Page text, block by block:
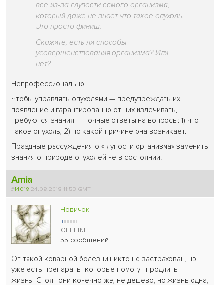
все из-за глупости самого организма,
который даже не знает что такое опухоль.
Это просто финиш.
Скажите, есть ли способы
усовершенствования организма? Или
нет?
Непрофессионально.
Чтобы управлять опухолями — предупреждать их
появление и гарантированно от них излечивать,
требуются знания — точные ответы на вопросы: 1) что
такое опухоль; 2) по какой причине она возникает.
Праздные рассуждения о «глупости организма» заменить
знания о природе опухолей не в состоянии.
Amia
#14018 24.08.2018 11:53 GMT
Новичок
55 сообщений
От такой коварной болезни никто не застрахован, но
уже есть препараты, которые помогут продлить
жизнь Стоят они конечно же, не дешево, но жизнь одна,